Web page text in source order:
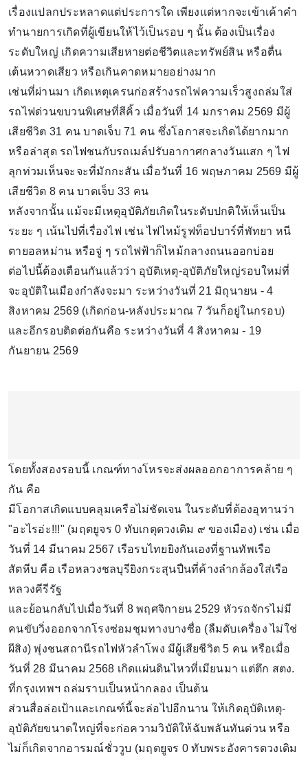
เรื่องแปลกประหลาดแต่ประการใด เพียงแต่หากจะเข้าเค้าคำ
ทำนายการเกิดที่ผู้เขียนให้ไว้เป็นรอบ ๆ นั้น ต้องเป็นเรื่อง
ระดับใหญ่ เกิดความเสียหายต่อชีวิตและทรัพย์สิน หรือตื่น
เต้นหวาดเสียว หรือเกินคาดหมายอย่างมาก
เช่นที่ผ่านมา เกิดเหตุเครนก่อสร้างรถไฟความเร็วสูงถล่มใส่
รถไฟด่วนขบวนพิเศษที่สีคิ้ว เมื่อวันที่ 14 มกราคม 2569 มีผู้
เสียชีวิต 31 คน บาดเจ็บ 71 คน ซึ่งโอกาสจะเกิดได้ยากมาก
หรือล่าสุด รถไฟชนกับรถเมล์ปรับอากาศกลางวันแสก ๆ ไฟ
ลุกท่วมเห็นจะจะที่มักกะสัน เมื่อวันที่ 16 พฤษภาคม 2569 มีผู้
เสียชีวิต 8 คน บาดเจ็บ 33 คน
หลังจากนั้น แม้จะมีเหตุอุบัติภัยเกิดในระดับปกติให้เห็นเป็น
ระยะ ๆ เน้นไปที่เรื่องไฟ เช่น ไฟไหม้รูฟท็อปบาร์ที่พัทยา หนี
ตายอลหม่าน หรือจู่ ๆ รถไฟฟ้าก็ไหม้กลางถนนออกบ่อย
ต่อไปนี้ต้องเตือนกันแล้วว่า อุบัติเหตุ-อุบัติภัยใหญ่รอบใหม่ที่
จะอุบัติในเมืองกำลังจะมา ระหว่างวันที่ 21 มิถุนายน - 4
สิงหาคม 2569 (เกิดก่อน-หลังประมาณ 7 วันก็อยู่ในกรอบ)
และอีกรอบติดต่อกันคือ ระหว่างวันที่ 4 สิงหาคม - 19
กันยายน 2569
โดยทั้งสองรอบนี้ เกณฑ์ทางโหรจะส่งผลออกอาการคล้าย ๆ
กัน คือ
มีโอกาสเกิดแบบคลุมเครือไม่ชัดเจน ในระดับที่ต้องอุทานว่า
"อะไรอ่ะ!!!" (มฤตยูจร 0 ทับเกตุดวงเดิม ๙ ของเมือง) เช่น เมื่อ
วันที่ 14 มีนาคม 2567 เรือรบไทยยิงกันเองที่ฐานทัพเรือ
สัตหีบ คือ เรือหลวงชลบุรียิงกระสุนปืนที่ค้างลำกล้องใส่เรือ
หลวงคีรีรัฐ
และย้อนกลับไปเมื่อวันที่ 8 พฤศจิกายน 2529 หัวรถจักรไม่มี
คนขับวิ่งออกจากโรงซ่อมชุมทางบางซื่อ (ลืมดับเครื่อง ไม่ใช่
ผีสิง) พุ่งชนสถานีรถไฟหัวลำโพง มีผู้เสียชีวิต 5 คน หรือเมื่อ
วันที่ 28 มีนาคม 2568 เกิดแผ่นดินไหวที่เมียนมา แต่ตึก สตง.
ที่กรุงเทพฯ ถล่มราบเป็นหน้ากลอง เป็นต้น
ส่วนสื่อล่อเป้าและเกณฑ์นี้จะล่อไปอีกนาน ให้เกิดอุบัติเหตุ-
อุบัติภัยขนาดใหญ่ที่จะก่อความวิบัติให้ฉับพลันทันด่วน หรือ
ไม่ก็เกิดจากอารมณ์ชั่ววูบ (มฤตยูจร 0 ทับพระอังคารดวงเดิม